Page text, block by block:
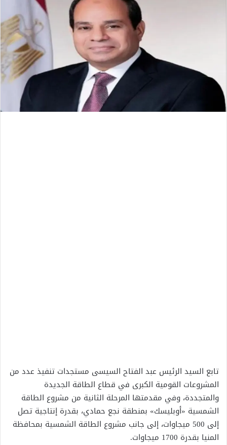
تابع السيد الرئيس عبد الفتاح السيسى مستجدات تنفيذ عدد من
المشروعات القومية الكبرى في قطاع الطاقة الجديدة
والمتجددة، وفي مقدمتها المرحلة الثانية من مشروع الطاقة
الشمسية «أوبليسك» بمنطقة نجع حمادي، بقدرة إنتاجية تصل
إلى 500 ميجاوات، إلى جانب مشروع الطاقة الشمسية بمحافظة
المنيا بقدرة 1700 ميجاوات.